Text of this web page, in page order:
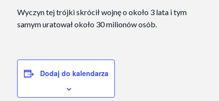
Wyczyn tej trójki skrócił wojnę o około 3 lata i tym
samym uratował około 30 milionów osób.
Dodaj do kalendarza